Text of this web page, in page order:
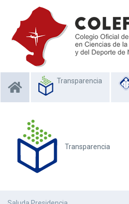
Transparencia
Transparencia